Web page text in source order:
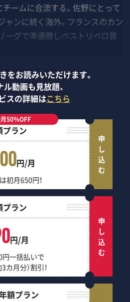
チームに合流する。佐野にとって
ャンに続く海外。フランスのカン
ーグで準優勝しベストリベロ賞
をお読みいただけます。
ル動画も見放題、
スの詳細はこちら
50％OFF
プラン
円/月
初月650円！
申し込む
プラン
円/月
一括払いで
カ月分）割引！
申し込む
額プラン